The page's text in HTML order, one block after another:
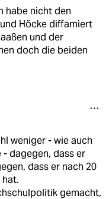
habe nicht den
Höcke diffamiert
und der
doch die beiden
weniger - wie auch
dagegen, dass er
dass er nach 20
hat.
gemacht,